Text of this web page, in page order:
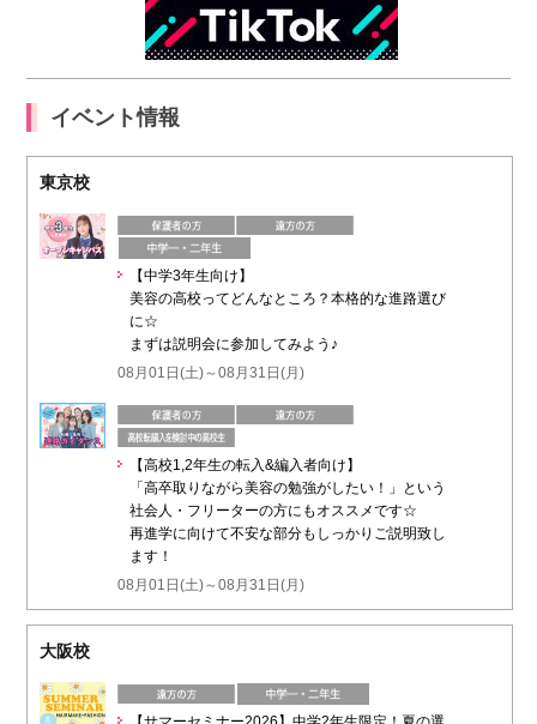
イベント情報
東京校
【中学3年生向け】
美容の高校ってどんなところ？本格的な進路選び
に☆
まずは説明会に参加してみよう♪
08月01日(土)～08月31日(月)
【高校1,2年生の転入&編入者向け】
「高卒取りながら美容の勉強がしたい！」という
社会人・フリーターの方にもオススメです☆
再進学に向けて不安な部分もしっかりご説明致し
ます！
08月01日(土)～08月31日(月)
大阪校